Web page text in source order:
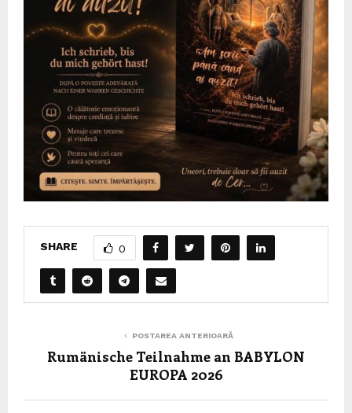
SHARE 0
POSTAREA ANTERIOARĂ
Rumänische Teilnahme an BABYLON
EUROPA 2026